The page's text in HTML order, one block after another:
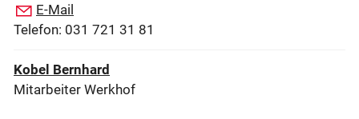
E-Mail
Telefon: 031 721 31 81
Kobel Bernhard
Mitarbeiter Werkhof